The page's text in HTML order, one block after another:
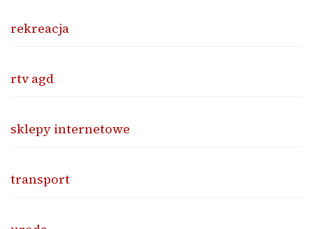
rekreacja
rtv agd
sklepy internetowe
transport